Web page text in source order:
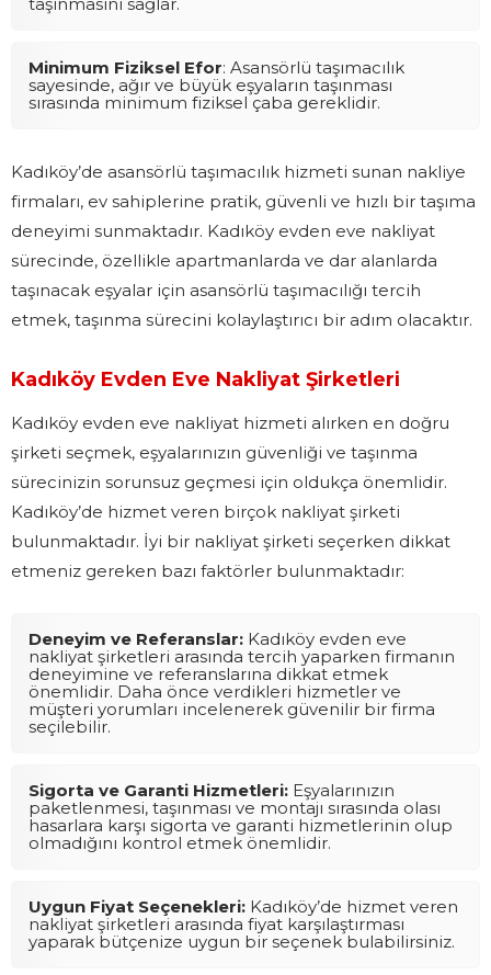
Minimum Fiziksel Efor: Asansörlü taşımacılık
sayesinde, ağır ve büyük eşyaların taşınması
sırasında minimum fiziksel çaba gereklidir.
Kadıköy’de asansörlü taşımacılık hizmeti sunan nakliye
firmaları, ev sahiplerine pratik, güvenli ve hızlı bir taşıma
deneyimi sunmaktadır. Kadıköy evden eve nakliyat
sürecinde, özellikle apartmanlarda ve dar alanlarda
taşınacak eşyalar için asansörlü taşımacılığı tercih
etmek, taşınma sürecini kolaylaştırıcı bir adım olacaktır.
Kadıköy Evden Eve Nakliyat Şirketleri
Kadıköy evden eve nakliyat hizmeti alırken en doğru
şirketi seçmek, eşyalarınızın güvenliği ve taşınma
sürecinizin sorunsuz geçmesi için oldukça önemlidir.
Kadıköy’de hizmet veren birçok nakliyat şirketi
bulunmaktadır. İyi bir nakliyat şirketi seçerken dikkat
etmeniz gereken bazı faktörler bulunmaktadır:
Deneyim ve Referanslar: Kadıköy evden eve
nakliyat şirketleri arasında tercih yaparken firmanın
deneyimine ve referanslarına dikkat etmek
önemlidir. Daha önce verdikleri hizmetler ve
müşteri yorumları incelenerek güvenilir bir firma
seçilebilir.
Sigorta ve Garanti Hizmetleri: Eşyalarınızın
paketlenmesi, taşınması ve montajı sırasında olası
hasarlara karşı sigorta ve garanti hizmetlerinin olup
olmadığını kontrol etmek önemlidir.
Uygun Fiyat Seçenekleri: Kadıköy’de hizmet veren
nakliyat şirketleri arasında fiyat karşılaştırması
yaparak bütçenize uygun bir seçenek bulabilirsiniz.